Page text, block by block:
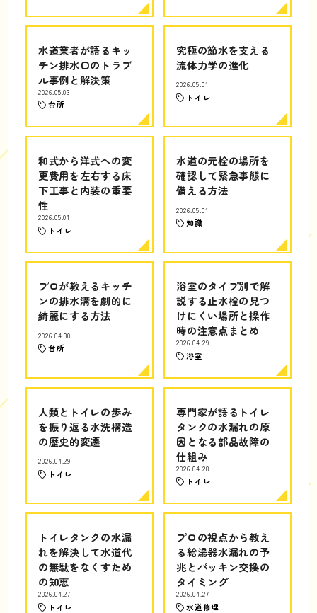
水道業者が語るキッ
チン排水口のトラブ
ル事例と解決策
2026.05.03
台所
究極の節水を支える
流体力学の進化
2026.05.01
トイレ
和式から洋式への変
更費用を左右する床
下工事と内装の重要
性
2026.05.01
トイレ
水道の元栓の場所を
確認して緊急事態に
備える方法
2026.05.01
知識
プロが教えるキッチ
ンの排水溝を劇的に
綺麗にする方法
2026.04.30
台所
浴室のタイプ別で解
説する止水栓の見つ
けにくい場所と操作
時の注意点まとめ
2026.04.29
浴室
人類とトイレの歩み
を振り返る水洗構造
の歴史的変遷
2026.04.29
トイレ
専門家が語るトイレ
タンクの水漏れの原
因となる部品故障の
仕組み
2026.04.28
トイレ
トイレタンクの水漏
れを解決して水道代
の無駄をなくすため
の知恵
2026.04.27
トイレ
プロの視点から教え
る給湯器水漏れの予
兆とパッキン交換の
タイミング
2026.04.27
水道修理